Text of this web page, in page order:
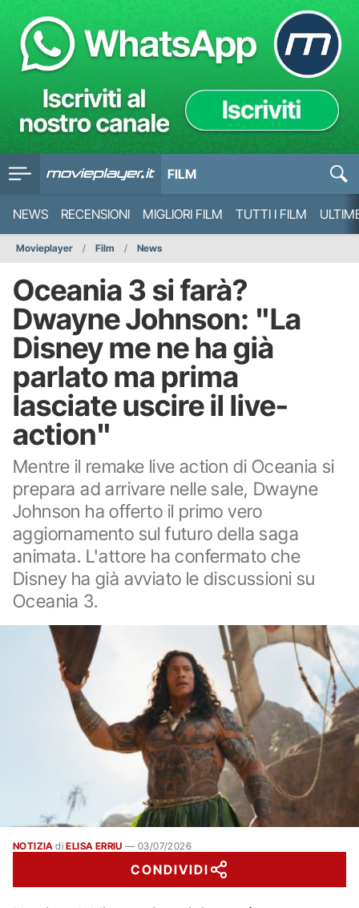
FILM
NEWS RECENSIONI MIGLIORI FILM TUTTI I FILM
Movieplayer Film News
Oceania 3 si farà?
Dwayne Johnson: "La
Disney me ne ha già
parlato ma prima
lasciate uscire il live-
action"
Mentre il remake live action di Oceania si
prepara ad arrivare nelle sale, Dwayne
Johnson ha offerto il primo vero
aggiornamento sul futuro della saga
animata. L'attore ha confermato che
Disney ha già avviato le discussioni su
Oceania 3.
NOTIZIA di ELISA ERRIU —03/07/2026
CONDIVIDI